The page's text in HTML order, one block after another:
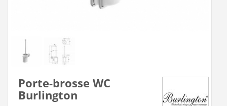
Porte-brosse WC
Burlington